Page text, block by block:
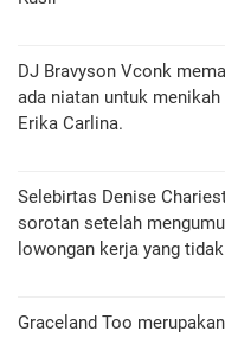
DJ Bravyson Vconk
ada niatan untuk
Erika Carlina.
Selebirtas Denise
sorotan setelah
lowongan kerja yang
Graceland Too